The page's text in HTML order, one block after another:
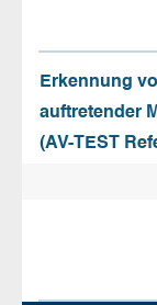
Erkennung
auftretender
(AV-TEST